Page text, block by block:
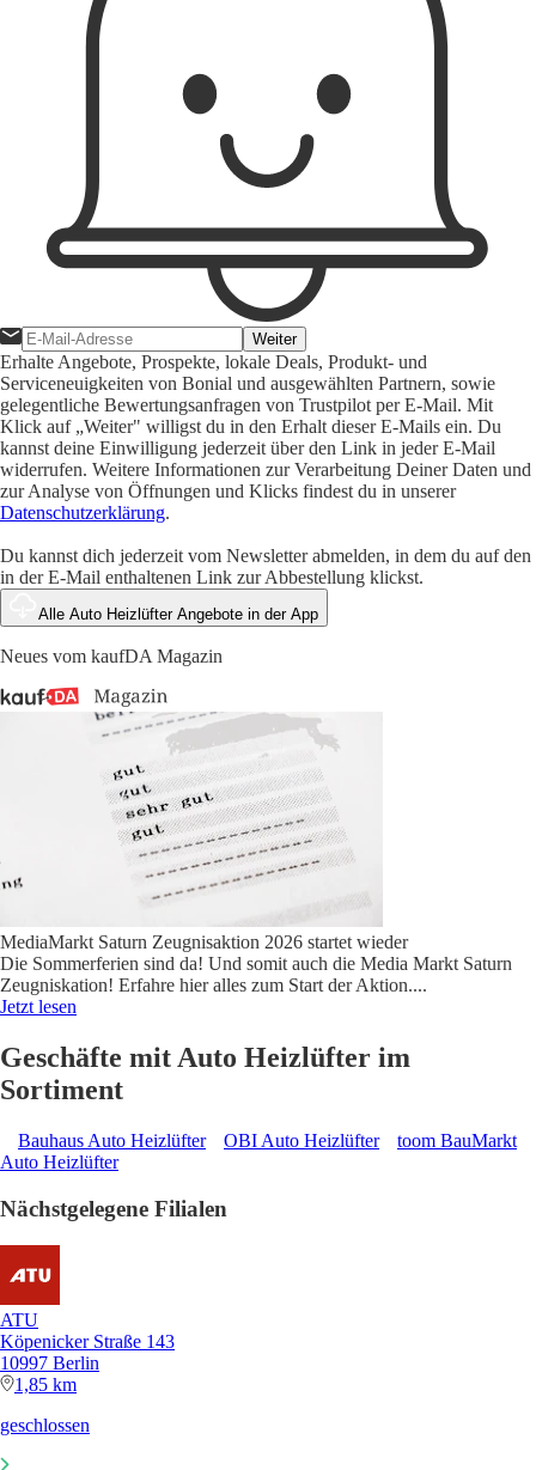
Weiter
Erhalte Angebote, Prospekte, lokale Deals, Produkt- und
Serviceneuigkeiten von Bonial und ausgewählten Partnern, sowie
gelegentliche Bewertungsanfragen von Trustpilot per E-Mail. Mit
Klick auf „Weiter" willigst du in den Erhalt dieser E-Mails ein. Du
kannst deine Einwilligung jederzeit über den Link in jeder E-Mail
widerrufen. Weitere Informationen zur Verarbeitung Deiner Daten und
zur Analyse von Öffnungen und Klicks findest du in unserer
Datenschutzerklärung.
Du kannst dich jederzeit vom Newsletter abmelden, in dem du auf den
in der E-Mail enthaltenen Link zur Abbestellung klickst.
Alle Auto Heizlüfter Angebote in der App
Neues vom kaufDA Magazin
MediaMarkt Saturn Zeugnisaktion 2026 startet wieder
Die Sommerferien sind da! Und somit auch die Media Markt Saturn
Zeugniskation! Erfahre hier alles zum Start der Aktion....
Jetzt lesen
Geschäfte mit Auto Heizlüfter im
Sortiment
Bauhaus Auto Heizlüfter OBI Auto Heizlüfter
toom BauMarkt
Auto Heizlüfter
Nächstgelegene Filialen
ATU
Köpenicker Straße 143
10997 Berlin
1,85 km
geschlossen